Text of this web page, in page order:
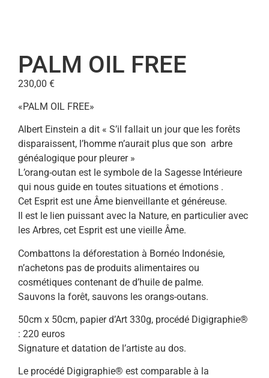
PALM OIL FREE
230,00 €
«PALM OIL FREE»
Albert Einstein a dit « S’il fallait un jour que les forêts
disparaissent, l’homme n’aurait plus que son arbre
généalogique pour pleurer »
L’orang-outan est le symbole de la Sagesse Intérieure
qui nous guide en toutes situations et émotions .
Cet Esprit est une Âme bienveillante et généreuse.
Il est le lien puissant avec la Nature, en particulier avec
les Arbres, cet Esprit est une vieille Âme.
Combattons la déforestation à Bornéo Indonésie,
n’achetons pas de produits alimentaires ou
cosmétiques contenant de d’huile de palme.
Sauvons la forêt, sauvons les orangs-outans.
50cm x 50cm, papier d’Art 330g, procédé Digigraphie®
: 220 euros
Signature et datation de l’artiste au dos.
Le procédé Digigraphie® est comparable à la